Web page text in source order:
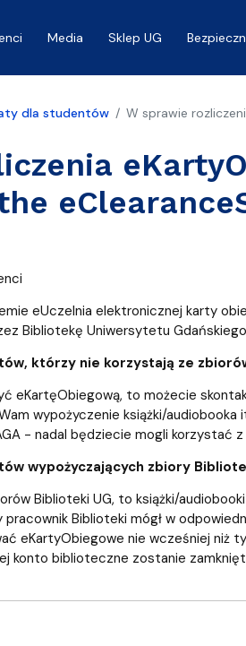
Media Sklep UG
dla studentów W sprawie
eUczelnia elektronicznej karty
Bibliotekę Uniwersytetu
którzy nie korzystają ze
eKartęObiegową, to możecie
wypożyczenie książki/
- nadal będziecie mogli korzystać
wypożyczających zbiory
Biblioteki UG, to książki/
Biblioteki mógł w
eKartyObiegowe nie wcześniej niż
konto biblioteczne zostanie